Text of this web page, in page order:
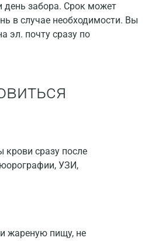
день забора. Срок может
в случае необходимости. Вы
эл. почту сразу по
крови сразу после
УЗИ,
жареную пищу, не